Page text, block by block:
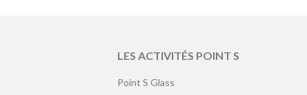
LES ACTIVITÉS POINT S
Point S Glass